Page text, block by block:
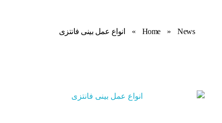
Home » News
» انواع عمل بینی فانتزی